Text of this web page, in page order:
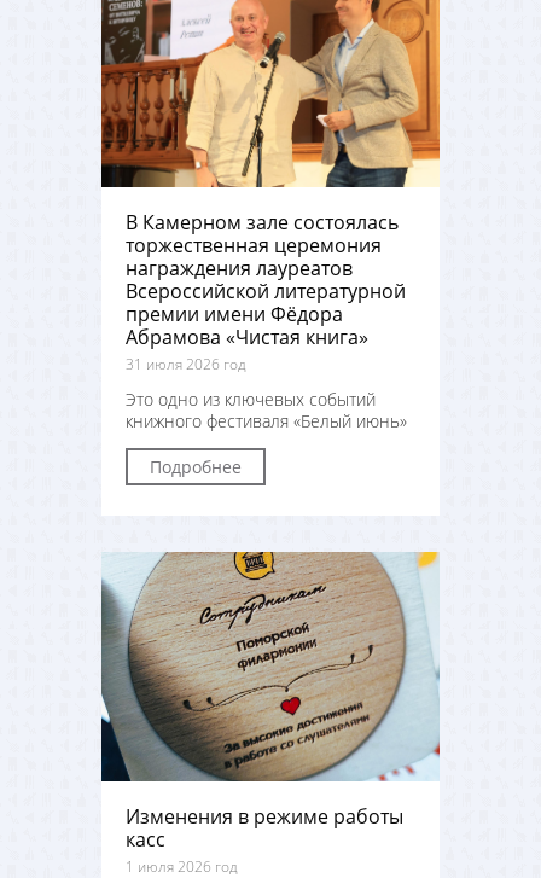
В Камерном зале состоялась
торжественная церемония
награждения лауреатов
Всероссийской литературной
премии имени Фёдора
Абрамова «Чистая книга»
31 июля 2026 год
Это одно из ключевых событий
книжного фестиваля «Белый июнь»
Подробнее
Изменения в режиме работы
касс
1 июля 2026 год